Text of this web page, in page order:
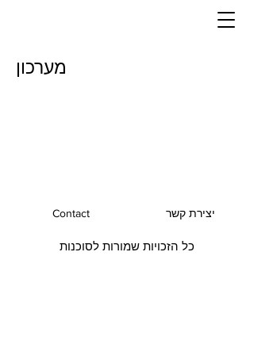
מערכון
Contact יצירת קשר
כל הזכויות שמורות לסוכנות